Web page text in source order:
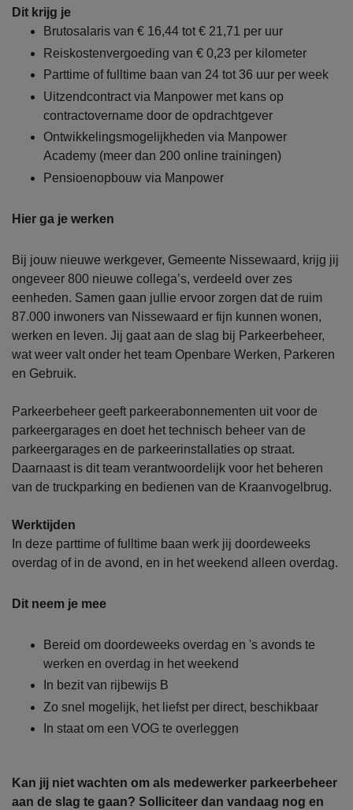
Dit krijg je
Brutosalaris van € 16,44 tot € 21,71 per uur
Reiskostenvergoeding van € 0,23 per kilometer
Parttime of fulltime baan van 24 tot 36 uur per week
Uitzendcontract via Manpower met kans op
contractovername door de opdrachtgever
Ontwikkelingsmogelijkheden via Manpower
Academy (meer dan 200 online trainingen)
Pensioenopbouw via Manpower
Hier ga je werken
Bij jouw nieuwe werkgever, Gemeente Nissewaard, krijg jij
ongeveer 800 nieuwe collega’s, verdeeld over zes
eenheden. Samen gaan jullie ervoor zorgen dat de ruim
87.000 inwoners van Nissewaard er fijn kunnen wonen,
werken en leven. Jij gaat aan de slag bij Parkeerbeheer,
wat weer valt onder het team Openbare Werken, Parkeren
en Gebruik.
Parkeerbeheer geeft parkeerabonnementen uit voor de
parkeergarages en doet het technisch beheer van de
parkeergarages en de parkeerinstallaties op straat.
Daarnaast is dit team verantwoordelijk voor het beheren
van de truckparking en bedienen van de Kraanvogelbrug.
Werktijden
In deze parttime of fulltime baan werk jij doordeweeks
overdag of in de avond, en in het weekend alleen overdag.
Dit neem je mee
Bereid om doordeweeks overdag en 's avonds te
werken en overdag in het weekend
In bezit van rijbewijs B
Zo snel mogelijk, het liefst per direct, beschikbaar
In staat om een VOG te overleggen
Kan jij niet wachten om als medewerker parkeerbeheer
aan de slag te gaan? Solliciteer dan vandaag nog en